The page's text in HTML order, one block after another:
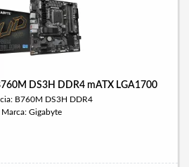
DS3H DDR4 mATX LGA1700
B760M DS3H DDR4
Marca: Gigabyte